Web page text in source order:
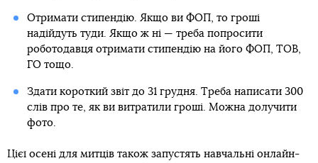
Отримати стипендію. Якщо ви ФОП, то гроші
надійдуть туди. Якщо ж ні — треба попросити
роботодавця отримати стипендію на його ФОП, ТОВ,
ГО тощо.
Здати короткий звіт до 31 грудня. Треба написати 300
слів про те, як ви витратили гроші. Можна долучити
фото.
Цієї осені для митців також запустять навчальні онлайн-